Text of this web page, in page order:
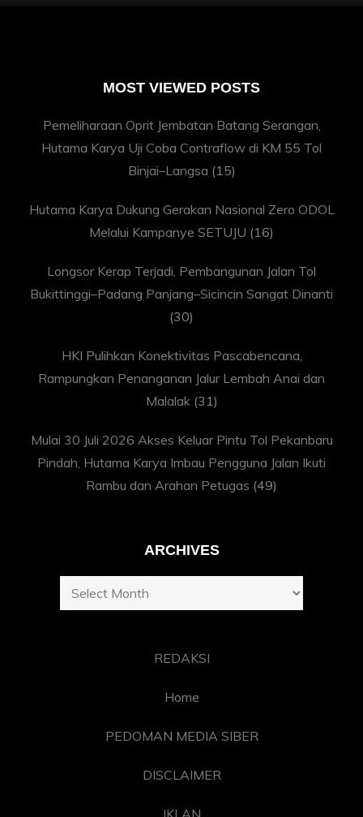
MOST VIEWED POSTS
Pemeliharaan Oprit Jembatan Batang Serangan,
Hutama Karya Uji Coba Contraflow di KM 55 Tol
Binjai–Langsa (15)
Hutama Karya Dukung Gerakan Nasional Zero ODOL
Melalui Kampanye SETUJU (16)
Longsor Kerap Terjadi, Pembangunan Jalan Tol
Bukittinggi–Padang Panjang–Sicincin Sangat Dinanti
(30)
HKI Pulihkan Konektivitas Pascabencana,
Rampungkan Penanganan Jalur Lembah Anai dan
Malalak (31)
Mulai 30 Juli 2026 Akses Keluar Pintu Tol Pekanbaru
Pindah, Hutama Karya Imbau Pengguna Jalan Ikuti
Rambu dan Arahan Petugas (49)
ARCHIVES
Archives
REDAKSI
Home
PEDOMAN MEDIA SIBER
DISCLAIMER